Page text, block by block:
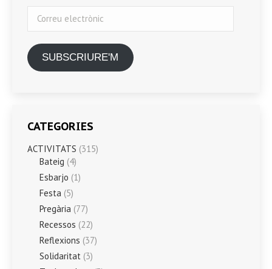
electrònic
SUBSCRIURE'M
CATEGORIES
ACTIVITATS (315)
Bateig (4)
Esbarjo (1)
Festa (5)
Pregària (77)
Recessos (22)
Reflexions (37)
Solidaritat (3)